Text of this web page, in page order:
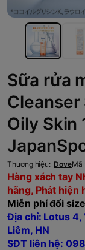
Sữa rửa
Oily Skin
Thương hiệu: DoveMã
Hàng xách tay
hãng, Phát hiện
Miễn phí đổi
Địa chỉ: Lotus 4,
Liêm, HN
SĐT liên hệ: